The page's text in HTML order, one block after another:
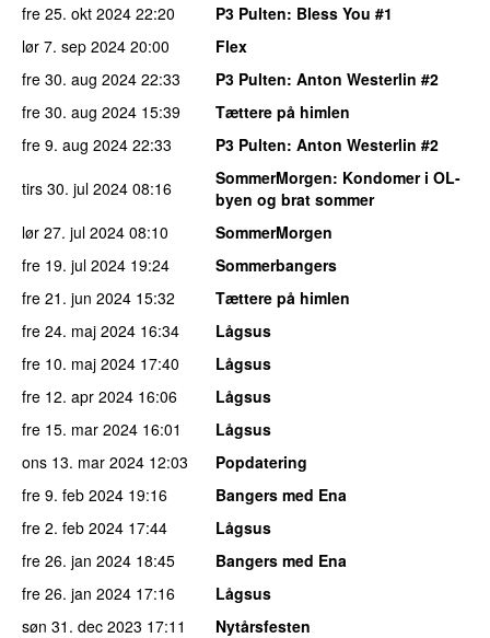
fre 25. okt 2024 22:20 P3 Pulten: Bless You #1
lør 7. sep 2024 20:00
Flex
fre 30. aug 2024 22:33 P3 Pulten: Anton Westerlin #2
fre 30. aug 2024 15:39
Tættere på himlen
fre 9. aug 2024 22:33 P3 Pulten: Anton Westerlin #2
tirs 30. jul 2024 08:16 SommerMorgen: Kondomer i OL-
byen og brat sommer
lør 27. jul 2024 08:10
SommerMorgen
fre 19. jul 2024 19:24
Sommerbangers
fre 21. jun 2024 15:32
Tættere på himlen
fre 24. maj 2024 16:34
Lågsus
fre 10. maj 2024 17:40
Lågsus
fre 12. apr 2024 16:06
Lågsus
fre 15. mar 2024 16:01
Lågsus
ons 13. mar 2024 12:03
Popdatering
fre 9. feb 2024 19:16
Bangers med Ena
fre 2. feb 2024 17:44
Lågsus
fre 26. jan 2024 18:45
Bangers med Ena
fre 26. jan 2024 17:16
Lågsus
søn 31. dec 2023 17:11 Nytårsfesten